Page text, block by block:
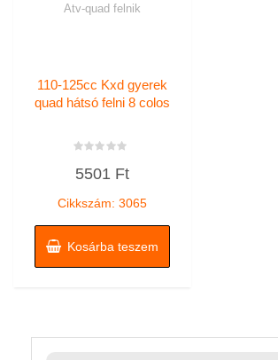
Atv-quad felnik
110-125cc Kxd gyerek
quad hátsó felni 8 colos
0
5501 Ft
Cikkszám: 3065
Kosárba teszem